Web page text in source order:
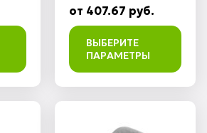
от 407.67 руб.
ВЫБЕРИТЕ
ПАРАМЕТРЫ